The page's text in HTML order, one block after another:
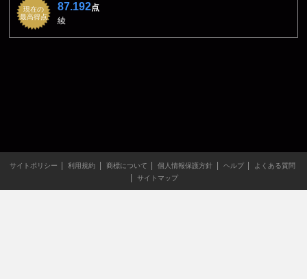
現在の
最高得点
87.192点
綾
サイトポリシー 利用規約 商標について 個人情報保護方針 ヘルプ
よくある質問
サイトマップ